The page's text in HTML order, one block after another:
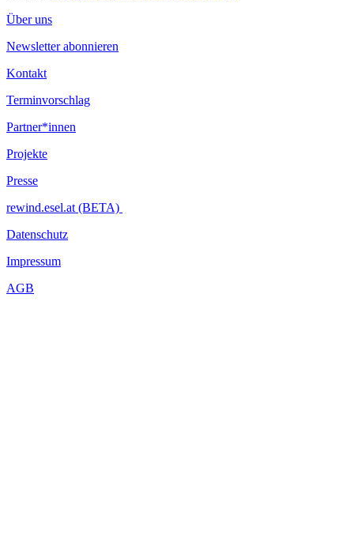
Über uns
Newsletter abonnieren
Kontakt
Terminvorschlag
Partner*innen
Projekte
Presse
rewind.esel.at (BETA)
Datenschutz
Impressum
AGB